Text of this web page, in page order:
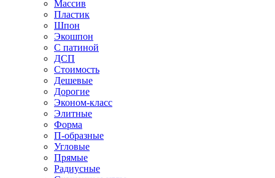
Массив
Пластик
Шпон
Экошпон
С патиной
ДСП
Стоимость
Дешевые
Дорогие
Эконом-класс
Элитные
Форма
П-образные
Угловые
Прямые
Радиусные